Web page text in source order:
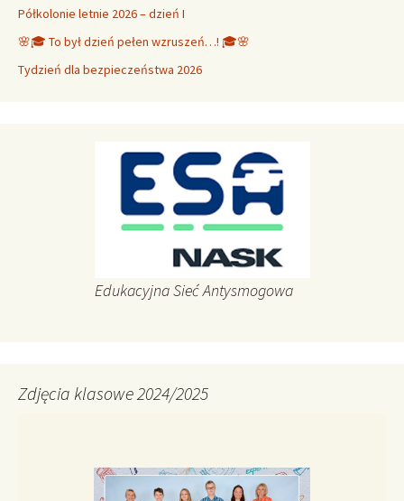
Półkolonie letnie 2026 – dzień I
🌸🎓 To był dzień pełen wzruszeń…! 🎓🌸
Tydzień dla bezpieczeństwa 2026
Edukacyjna Sieć Antysmogowa
Zdjęcia klasowe 2024/2025